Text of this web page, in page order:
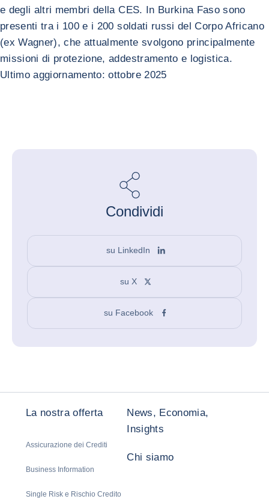
e degli altri membri della CES. In Burkina Faso sono
presenti tra i 100 e i 200 soldati russi del Corpo Africano
(ex Wagner), che attualmente svolgono principalmente
missioni di protezione, addestramento e logistica.
Ultimo aggiornamento: ottobre 2025
Condividi
su LinkedIn
su X
su Facebook
La nostra offerta
Assicurazione dei Crediti
Business Information
Single Risk e Rischio Credito
News, Economia,
Insights
Chi siamo